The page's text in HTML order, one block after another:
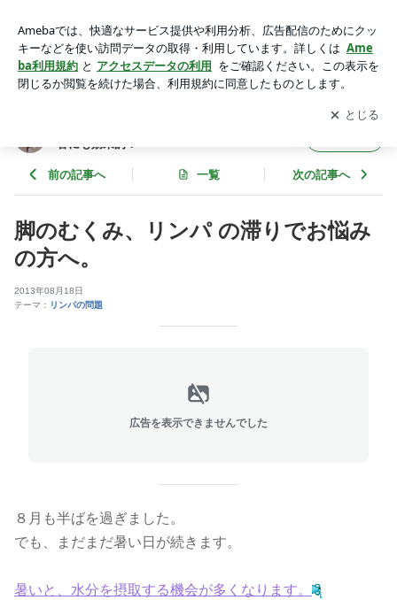
康にするオステオパシー。美容にも効果的！
アプリをダウンロードして ブログの更新通知
を受け取りまし
ょう。
開く
容にも効果的！
前の記事へ 一覧 次の記事へ
脚のむくみ、リンパ の滞りでお悩み
の方へ。
2013年08月18日
テーマ： リンパの問題
広告を表示できませんでした
８月も半ばを過ぎました。
でも、まだまだ暑い日が続きます。
暑いと、水分を摂取する機会が多くなります。